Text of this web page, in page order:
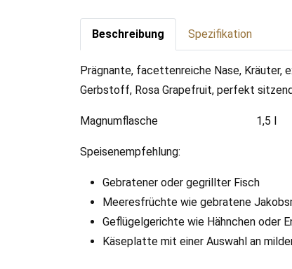
Beschreibung Spezifikation
Prägnante, facettenreiche Nase, Kräuter,
Gerbstoff, Rosa Grapefruit, perfekt
Magnumflasche 1,5 l
Speisenempfehlung:
Gebratener oder gegrillter Fisch
Meeresfrüchte wie gebratene
Geflügelgerichte wie Hähnchen oder
Käseplatte mit einer Auswahl an